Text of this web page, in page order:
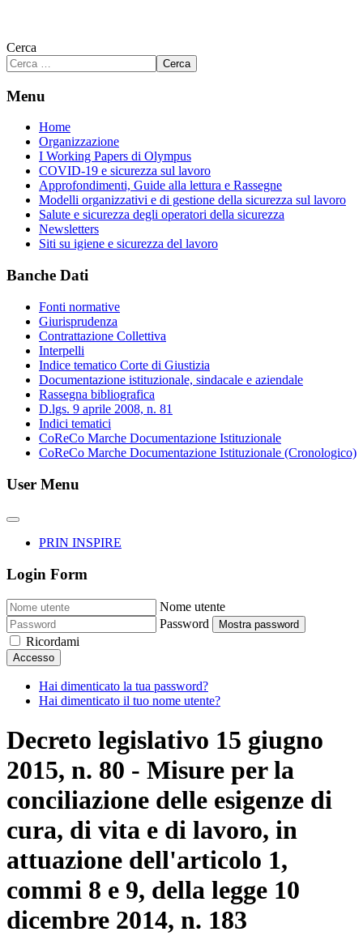
Cerca
Cerca
Menu
Home
Organizzazione
I Working Papers di Olympus
COVID-19 e sicurezza sul lavoro
Approfondimenti, Guide alla lettura e Rassegne
Modelli organizzativi e di gestione della sicurezza sul lavoro
Salute e sicurezza degli operatori della sicurezza
Newsletters
Siti su igiene e sicurezza del lavoro
Banche Dati
Fonti normative
Giurisprudenza
Contrattazione Collettiva
Interpelli
Indice tematico Corte di Giustizia
Documentazione istituzionale, sindacale e aziendale
Rassegna bibliografica
D.lgs. 9 aprile 2008, n. 81
Indici tematici
CoReCo Marche Documentazione Istituzionale
CoReCo Marche Documentazione Istituzionale (Cronologico)
User Menu
PRIN INSPIRE
Login Form
Nome utente
Password
Mostra password
Ricordami
Accesso
Hai dimenticato la tua password?
Hai dimenticato il tuo nome utente?
Decreto legislativo 15 giugno
2015, n. 80 - Misure per la
conciliazione delle esigenze di
cura, di vita e di lavoro, in
attuazione dell'articolo 1,
commi 8 e 9, della legge 10
dicembre 2014, n. 183